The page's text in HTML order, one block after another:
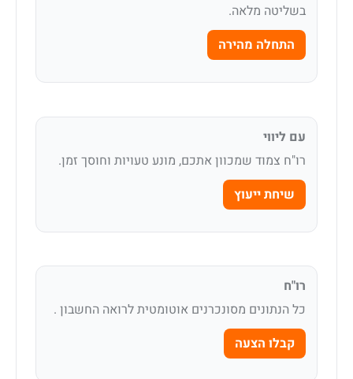
בשליטה מלאה.
התחלה מהירה
עם ליווי
רו"ח צמוד שמכוון אתכם, מונע טעויות וחוסך זמן.
שיחת ייעוץ
רו"ח
כל הנתונים מסונכרנים אוטומטית לרואה החשבון .
קבלו הצעה